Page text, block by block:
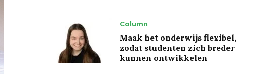
Column
Maak het onderwijs flexibel,
zodat studenten zich breder
kunnen ontwikkelen